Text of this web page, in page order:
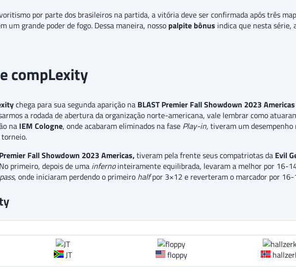
por parte dos brasileiros na partida, a vitória deve ser confirmada após três
um grande poder de fogo. Dessa maneira, nosso palpite bônus indica que nesta série,
compLexity
chega para sua segunda aparição na BLAST Premier Fall Showdown 2023 Americas
a rodada de abertura da organização norte-americana, vale lembrar como
na IEM Cologne, onde acabaram eliminados na fase Play-in, tiveram um desempenho
torneio.
Fall Showdown 2023 Americas,tiveram pela frente seus compatriotas da Evil
primeiro, depois de uma infernointeiramente equilibrada, levaram a melhor por 16-
, onde iniciaram perdendo o primeiro halfpor 3×12 e reverteram o marcador por 16-
JT floppy